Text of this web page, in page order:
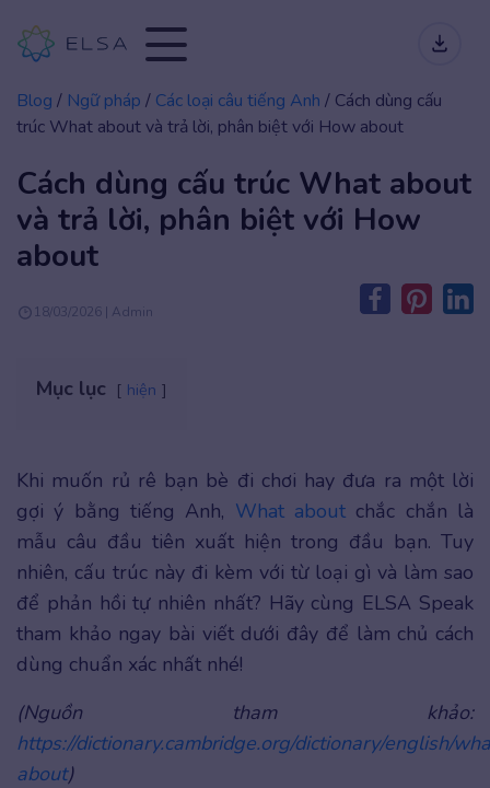
Blog / Ngữ pháp / Các loại câu tiếng Anh / Cách dùng cấu
trúc What about và trả lời, phân biệt với How about
Cách dùng cấu trúc What about
và trả lời, phân biệt với How
about
18/03/2026 | Admin
Mục lục hiện
Khi muốn rủ rê bạn bè đi chơi hay đưa ra một lời
gợi ý bằng tiếng Anh, What about chắc chắn là
mẫu câu đầu tiên xuất hiện trong đầu bạn. Tuy
nhiên, cấu trúc này đi kèm với từ loại gì và làm sao
để phản hồi tự nhiên nhất? Hãy cùng ELSA Speak
tham khảo ngay bài viết dưới đây để làm chủ cách
dùng chuẩn xác nhất nhé!
(Nguồn tham khảo:
https://dictionary.cambridge.org/dictionary/english/
about)